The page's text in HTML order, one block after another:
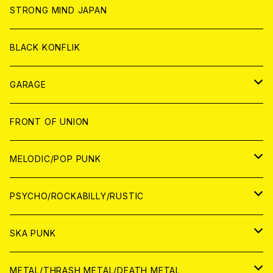
ANALOG
ANALOG
CD
ANALOG
CD
ANALOG
WORLD
CD
ANALOG
STRONG MIND JAPAN
BLACK KONFLIK
GARAGE
JAPAN
アナログ
CD
WORLD
アナログ
CD
FRONT OF UNION
MELODIC/POP PUNK
JAPAN
CD
ANALOG
WORLD
CD
PSYCHO/ROCKABILLY/RUSTIC
JAPAN
CD
WORLD
SKA PUNK
JAPAN
METAL/THRASH METAL/DEATH METAL